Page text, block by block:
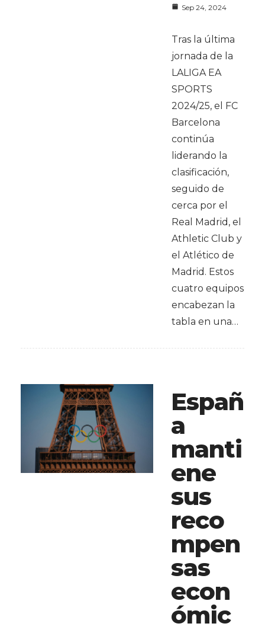
Sep 24, 2024
Tras la última
jornada de la
LALIGA EA
SPORTS
2024/25, el FC
Barcelona
continúa
liderando la
clasificación,
seguido de
cerca por el
Real Madrid, el
Athletic Club y
el Atlético de
Madrid. Estos
cuatro equipos
encabezan la
tabla en una…
Españ
a
manti
ene
sus
reco
mpen
sas
econ
ómic